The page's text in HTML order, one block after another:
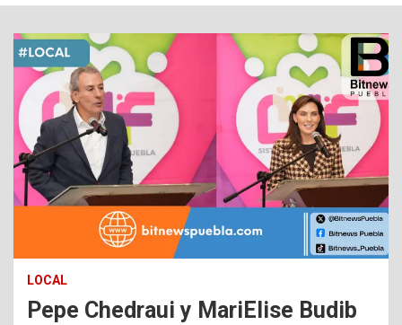
LOCAL
Pepe Chedraui y MariElise Budib